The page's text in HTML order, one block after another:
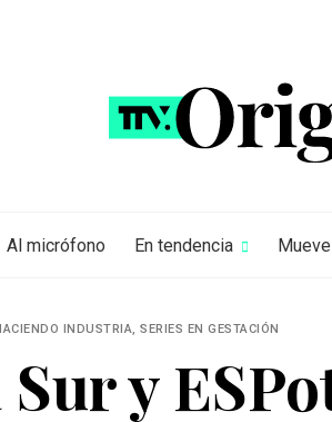
Al micrófono En tendencia
INDUSTRIA, SERIES EN GESTACIÓN
Sur y